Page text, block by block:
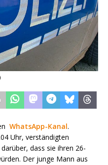
WhatsApp-Kanal.
Uhr, verständigten
dass sie ihren 26-
Der junge Mann aus